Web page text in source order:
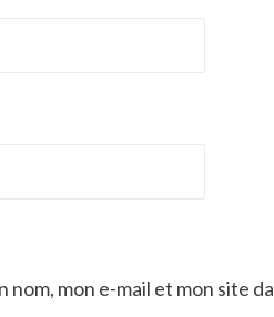
nom, mon e-mail et mon site